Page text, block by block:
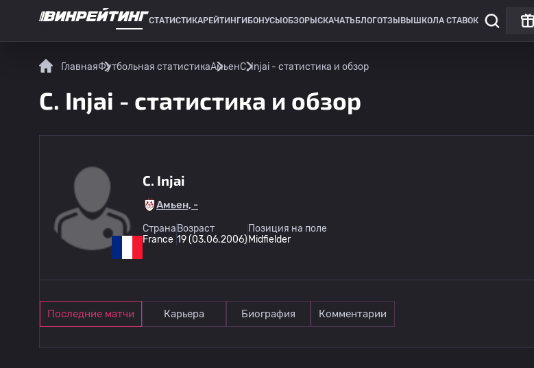
СТАТИСТИКАРЕЙТИНГИ БОНУСЫ ОБЗОРЫ СКАЧАТЬ БЛОГОТЗЫВЫ ШКОЛА СТАВОК
ГлавнаяФутбольная статистикаАмьенC. Injai - статистика и обзор
C. Injai - статистика и обзор
C. Injai
Амьен, -
Страна
France
Возраст
19 (03.06.2006)
Позиция на поле
Midfielder
Последние матчи Карьера Биография Комментарии